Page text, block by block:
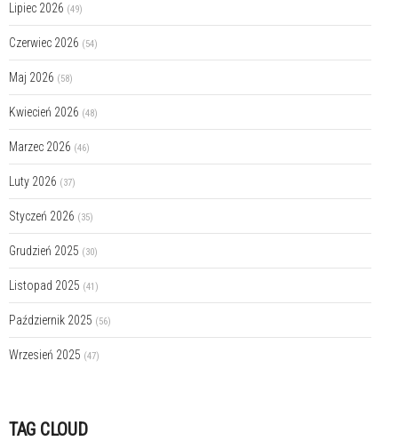
Lipiec 2026 (49)
Czerwiec 2026 (54)
Maj 2026 (58)
Kwiecień 2026 (48)
Marzec 2026 (46)
Luty 2026 (37)
Styczeń 2026 (35)
Grudzień 2025 (30)
Listopad 2025 (41)
Październik 2025 (56)
Wrzesień 2025 (47)
TAG CLOUD